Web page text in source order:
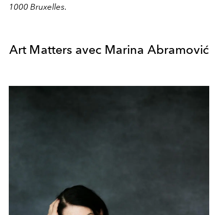
1000 Bruxelles.
​Art Matters avec Marina Abramović